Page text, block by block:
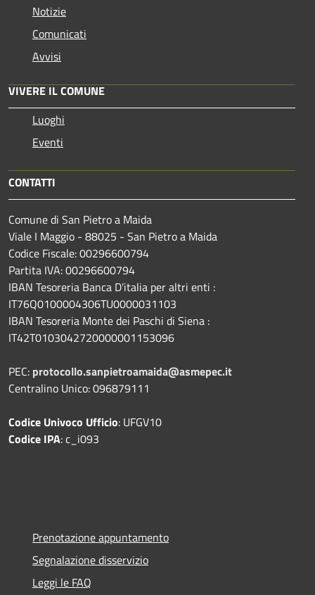
Notizie
Comunicati
Avvisi
VIVERE IL COMUNE
Luoghi
Eventi
CONTATTI
Comune di San Pietro a Maida
Viale I Maggio - 88025 - San Pietro a Maida
Codice Fiscale: 00296600794
Partita IVA: 00296600794
IBAN Tesoreria Banca D’italia per altri enti :
IT76Q0100004306TU0000031103
IBAN Tesoreria Monte dei Paschi di Siena :
IT42T0103042720000001153096
PEC: protocollo.sanpietroamaida@asmepec.it
Centralino Unico: 096879111
Codice Univoco Ufficio: UFGV10
Codice IPA: c_i093
Prenotazione appuntamento
Segnalazione disservizio
Leggi le FAQ